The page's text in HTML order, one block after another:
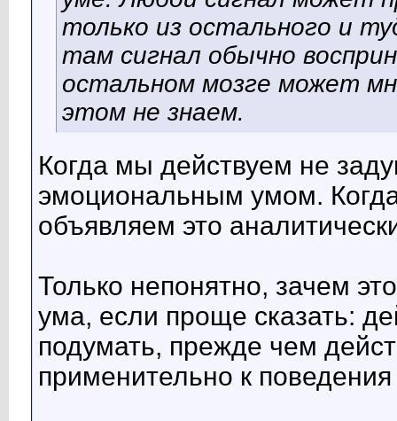
Иван Пожалуйста.... 03.03.2017,07:53
:rolleyes: :rolleyes:...
Иван Отлично. У нас есть... 05.03.2017,16:21
Разгильдяй
Посмотрел ссылку по...04.03.2017,06:41
только из остального и
там сигнал обычно
остальном мозге может
этом не знаем.
Когда мы действуем не
эмоциональным умом.
объявляем это
Только непонятно, зачем
ума, если проще сказать:
подумать, прежде чем
применительно к